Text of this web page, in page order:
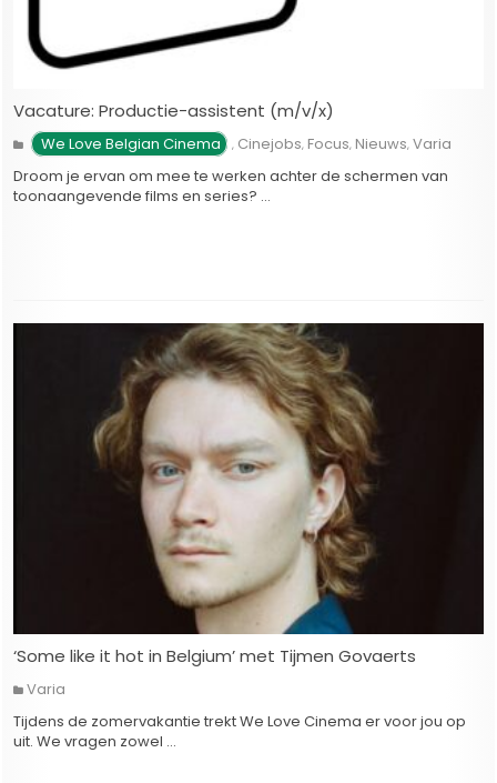
Vacature: Productie-assistent (m/v/x)
We Love Belgian Cinema , Cinejobs, Focus, Nieuws,Varia
Droom je ervan om mee te werken achter de schermen van
toonaangevende films en series? …
‘Some like it hot in Belgium’ met Tijmen Govaerts
Varia
Tijdens de zomervakantie trekt We Love Cinema er voor jou op
uit. We vragen zowel …